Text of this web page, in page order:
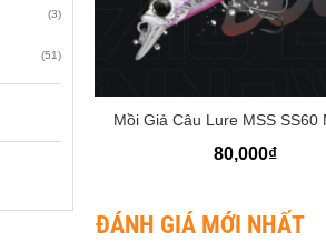
(3)
(51)
Mồi Giả Câu Lure MSS SS60
80,000₫
ĐÁNH GIÁ MỚI NHẤT